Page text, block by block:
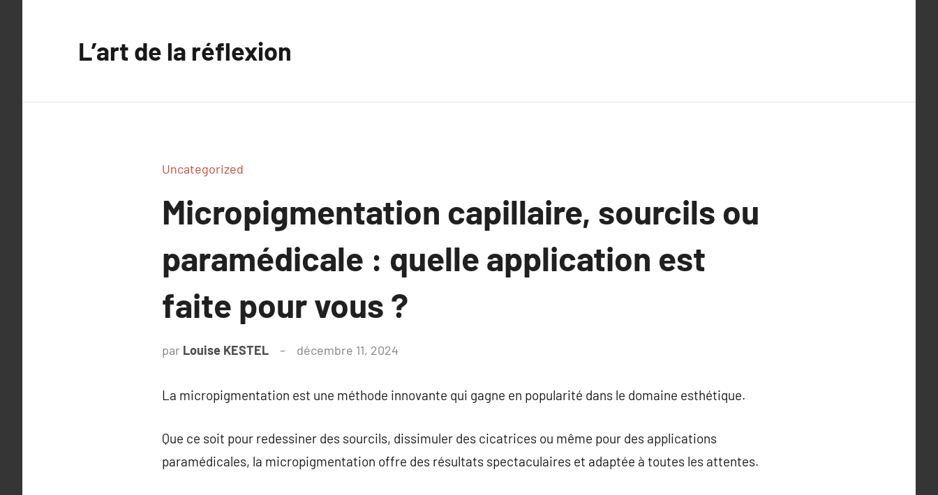
L’art de la réflexion
Uncategorized
Micropigmentation capillaire, sourcils ou
paramédicale : quelle application est
faite pour vous ?
par Louise KESTEL décembre 11, 2024
La micropigmentation est une méthode innovante qui gagne en popularité dans le domaine esthétique.
Que ce soit pour redessiner des sourcils, dissimuler des cicatrices ou même pour des applications
paramédicales, la micropigmentation offre des résultats spectaculaires et adaptée à toutes les attentes.